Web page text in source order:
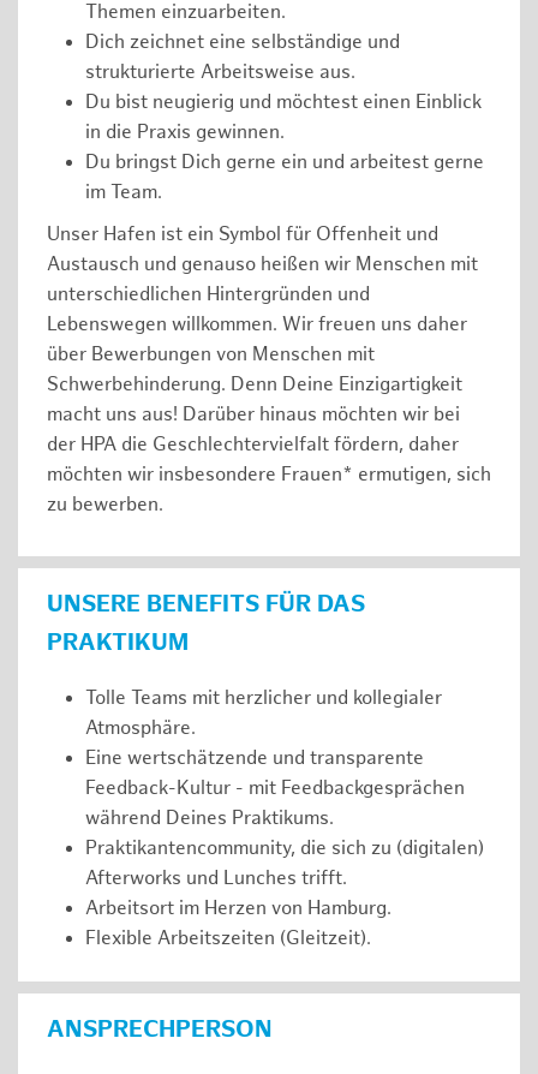
Themen einzuarbeiten.
Dich zeichnet eine selbständige und
strukturierte Arbeitsweise aus.
Du bist neugierig und möchtest einen Einblick
in die Praxis gewinnen.
Du bringst Dich gerne ein und arbeitest gerne
im Team.
Unser Hafen ist ein Symbol für Offenheit und
Austausch und genauso heißen wir Menschen mit
unterschiedlichen Hintergründen und
Lebenswegen willkommen. Wir freuen uns daher
über Bewerbungen von Menschen mit
Schwerbehinderung. Denn Deine Einzigartigkeit
macht uns aus! Darüber hinaus möchten wir bei
der HPA die Geschlechtervielfalt fördern, daher
möchten wir insbesondere Frauen* ermutigen, sich
zu bewerben.
UNSERE BENEFITS FÜR DAS
PRAKTIKUM
Tolle Teams mit herzlicher und kollegialer
Atmosphäre.
Eine wertschätzende und transparente
Feedback-Kultur - mit Feedbackgesprächen
während Deines Praktikums.
Praktikantencommunity, die sich zu (digitalen)
Afterworks und Lunches trifft.
Arbeitsort im Herzen von Hamburg.
Flexible Arbeitszeiten (Gleitzeit).
ANSPRECHPERSON